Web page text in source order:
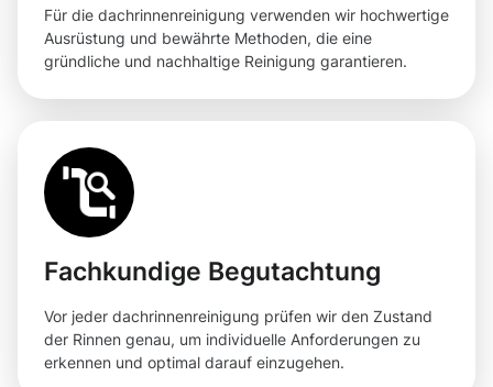
Für die dachrinnenreinigung verwenden wir hochwertige
Ausrüstung und bewährte Methoden, die eine
gründliche und nachhaltige Reinigung garantieren.
Fachkundige Begutachtung
Vor jeder dachrinnenreinigung prüfen wir den Zustand
der Rinnen genau, um individuelle Anforderungen zu
erkennen und optimal darauf einzugehen.